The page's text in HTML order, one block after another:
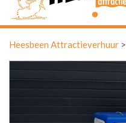
Heesbeen Attractieverhuur >